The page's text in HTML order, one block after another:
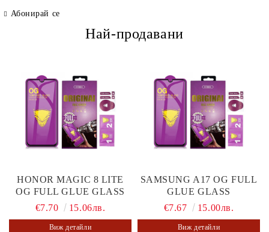
Абонирай се
Най-продавани
HONOR MAGIC 8 LITE
OG FULL GLUE GLASS
€7.70
15.06лв.
Виж детайли
SAMSUNG A17 OG FULL
GLUE GLASS
€7.67
15.00лв.
Виж детайли